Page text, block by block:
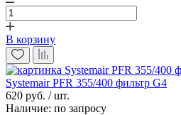
В корзину
Systemair PFR 355/400 фильтр G4
620 руб. / шт.
Наличие: по запросу